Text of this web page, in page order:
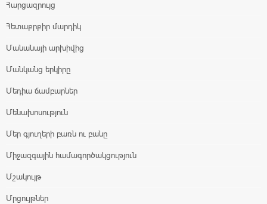
Հարցազրույց
Հետաքրքիր մարդիկ
Մանանայի արխիվից
Մանկանց երկիրը
Մեդիա ճամբարներ
Մենախոսություն
Մեր գյուղերի բառն ու բանը
Միջազգային համագործակցություն
Մշակույթ
Մրցույթներ